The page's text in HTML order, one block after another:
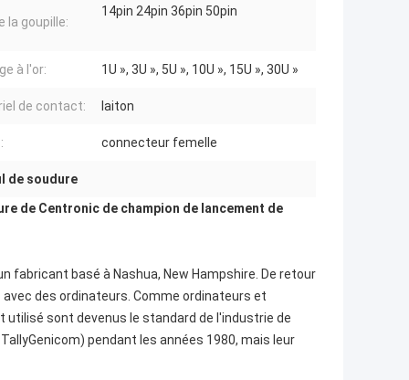
la goupille:
14pin 24pin 36pin 50pin
à l'or: 1U », 3U », 5U », 10U », 15U », 30U »
de contact: laiton
connecteur femelle
de soudure
de Centronic de champion de lancement de
fabricant basé à Nashua, New Hampshire. De retour
des ordinateurs. Comme ordinateurs et
sont devenus le standard de l'industrie de
pendant les années 1980, mais leur